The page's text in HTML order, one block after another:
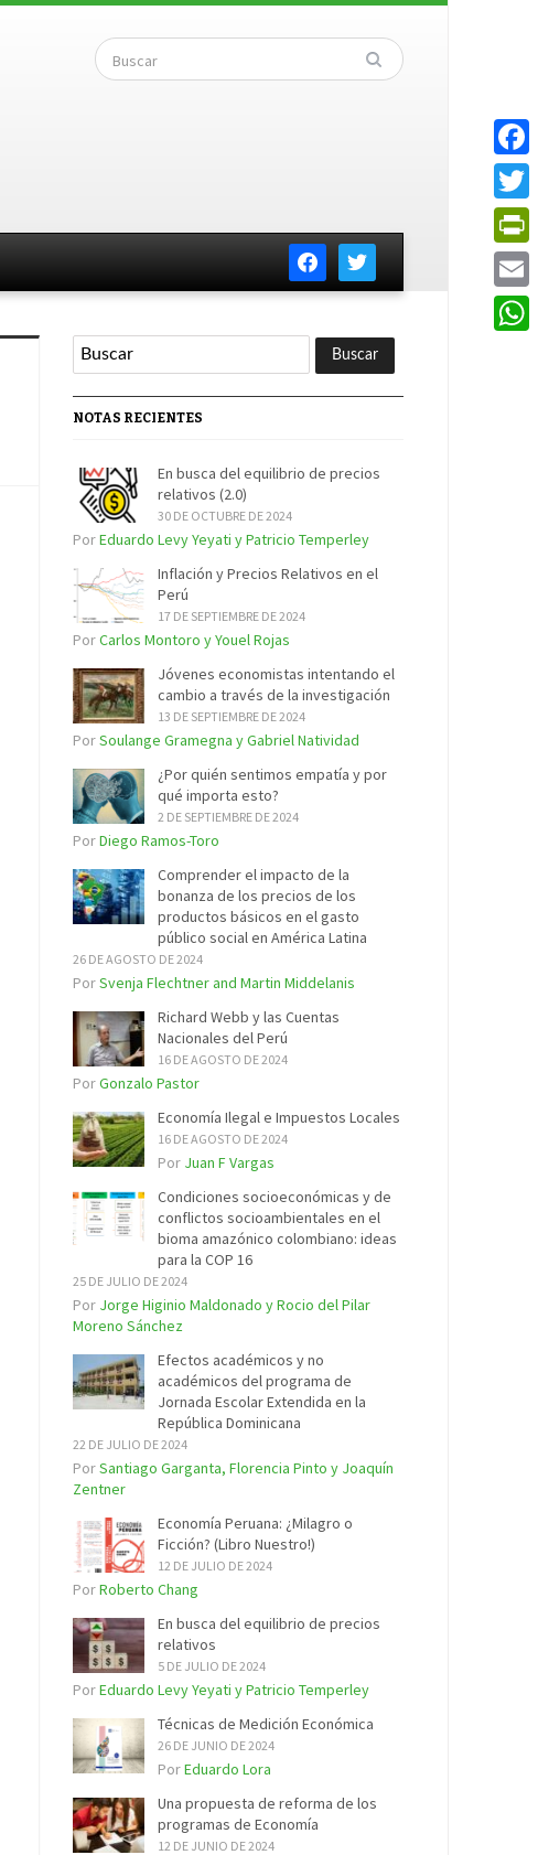
facebooktwitter
NOTAS RECIENTES
En busca del equilibrio de precios
relativos (2.0)
30 DE OCTUBRE DE 2024
PorEduardo Levy Yeyati y Patricio Temperley
Inflación y Precios Relativos en el
Perú
17 DE SEPTIEMBRE DE 2024
PorCarlos Montoro y Youel Rojas
Jóvenes economistas intentando el
cambio a través de la investigación
13 DE SEPTIEMBRE DE 2024
PorSoulange Gramegna y Gabriel Natividad
¿Por quién sentimos empatía y por
qué importa esto?
2 DE SEPTIEMBRE DE 2024
PorDiego Ramos-Toro
Comprender el impacto de la
bonanza de los precios de los
productos básicos en el gasto
público social en América Latina
26 DE AGOSTO DE 2024
PorSvenja Flechtner and Martin Middelanis
Richard Webb y las Cuentas
Nacionales del Perú
16 DE AGOSTO DE 2024
PorGonzalo Pastor
Economía Ilegal e Impuestos Locales
16 DE AGOSTO DE 2024
Por Juan F Vargas
Condiciones socioeconómicas y de
conflictos socioambientales en el
bioma amazónico colombiano: ideas
para la COP 16
25 DE JULIO DE 2024
Por Jorge Higinio Maldonado y Rocio del Pilar
Moreno Sánchez
Efectos académicos y no
académicos del programa de
Jornada Escolar Extendida en la
República Dominicana
22 DE JULIO DE 2024
PorSantiago Garganta, Florencia Pinto y Joaquín
Zentner
Economía Peruana: ¿Milagro o
Ficción? (Libro Nuestro!)
12 DE JULIO DE 2024
PorRoberto Chang
En busca del equilibrio de precios
relativos
5 DE JULIO DE 2024
PorEduardo Levy Yeyati y Patricio Temperley
Técnicas de Medición Económica
26 DE JUNIO DE 2024
PorEduardo Lora
Una propuesta de reforma de los
programas de Economía
12 DE JUNIO DE 2024
Email